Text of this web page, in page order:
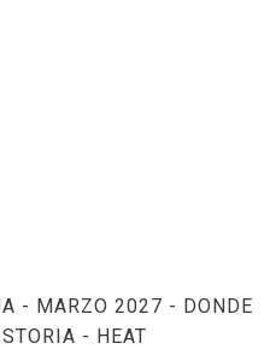
- MARZO 2027 - DONDE
- HEAT